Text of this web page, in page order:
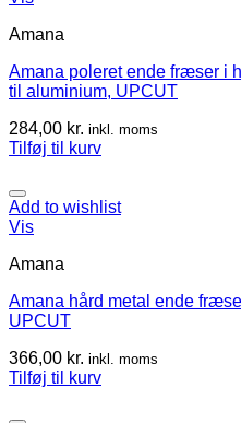
Amana
Amana poleret ende fræser i
til aluminium, UPCUT
284,00 kr. inkl. moms
Tilføj til kurv
Add to wishlist
Vis
Amana
Amana hård metal ende
UPCUT
366,00 kr. inkl. moms
Tilføj til kurv